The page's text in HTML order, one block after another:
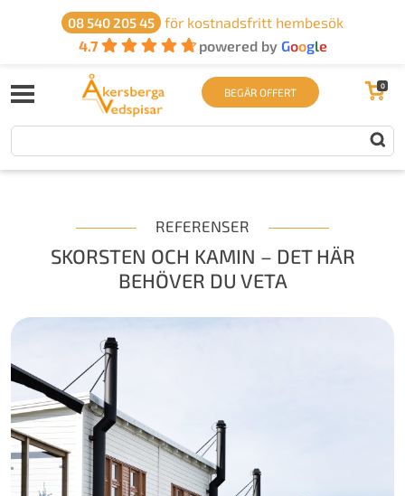
08 540 205 45
för kostnadsfritt hembesök
4.7
powered by Google
BEGÄR OFFERT 0
REFERENSER
SKORSTEN OCH KAMIN – DET HÄR
BEHÖVER DU VETA